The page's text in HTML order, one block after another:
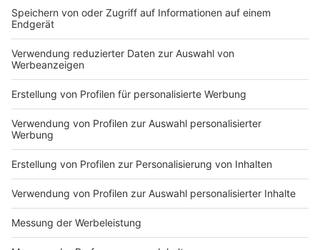
DEINE GEMERKTEN ARTIKEL
Du hast dir noch keine Artikel gemerkt
Markiere sie hierfür mit einem
Impressum Newsletter